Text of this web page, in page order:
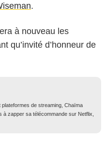
.
à nouveau les
qu’invité d’honneur de
de streaming, Chaïma
à zapper sa télécommande sur Netflix,